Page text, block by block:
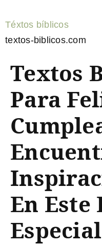
Téxtos bíblicos
textos-biblicos.com
Textos
Para
En Este
Especial